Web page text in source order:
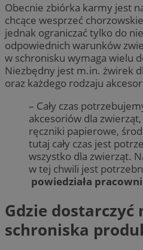
Obecnie zbiórka karmy jest
chcące wesprzeć
jednak ograniczać tylko do
odpowiednich warunków
w schronisku wymaga wielu
Niezbędny jest m.in. żwirek
oraz każdego rodzaju
– Cały czas
akcesoriów dla
ręczniki papierowe,
tutaj cały czas jest
wszystko dla zwierząt.
w tej chwili jest
powiedziała
Gdzie dostarczyć
schroniska